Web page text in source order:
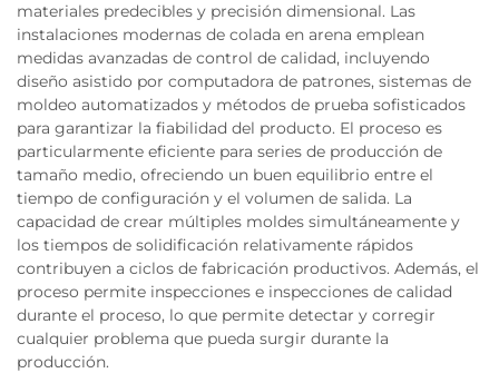
materiales predecibles y precisión dimensional. Las
instalaciones modernas de colada en arena emplean
medidas avanzadas de control de calidad, incluyendo
diseño asistido por computadora de patrones, sistemas de
moldeo automatizados y métodos de prueba sofisticados
para garantizar la fiabilidad del producto. El proceso es
particularmente eficiente para series de producción de
tamaño medio, ofreciendo un buen equilibrio entre el
tiempo de configuración y el volumen de salida. La
capacidad de crear múltiples moldes simultáneamente y
los tiempos de solidificación relativamente rápidos
contribuyen a ciclos de fabricación productivos. Además, el
proceso permite inspecciones e inspecciones de calidad
durante el proceso, lo que permite detectar y corregir
cualquier problema que pueda surgir durante la
producción.